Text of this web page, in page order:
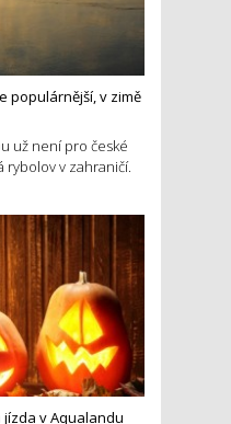
populárnější, v zimě
už není pro české
rybolov v zahraničí.
v Aqualandu